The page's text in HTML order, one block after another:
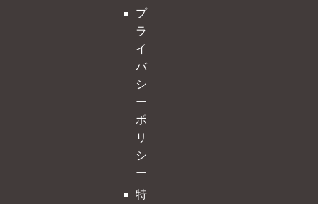
プ
ラ
イ
バ
シ
ー
ポ
リ
シ
ー
特